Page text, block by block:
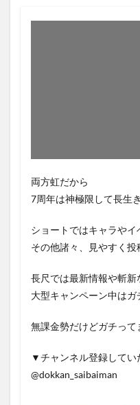
両方虹だから
7周年は神極限して長生
ショートではキャラや
その他諸々、見やすく投
長尺では最新情報や斬新
大型キャンペーン中はガ
無課金勢だけどガチって
▼チャンネル登録してい
@dokkan_saibaiman